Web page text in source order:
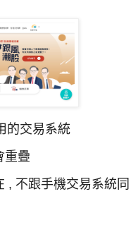
的交易系統
重疊
, 不跟手機交易系統同